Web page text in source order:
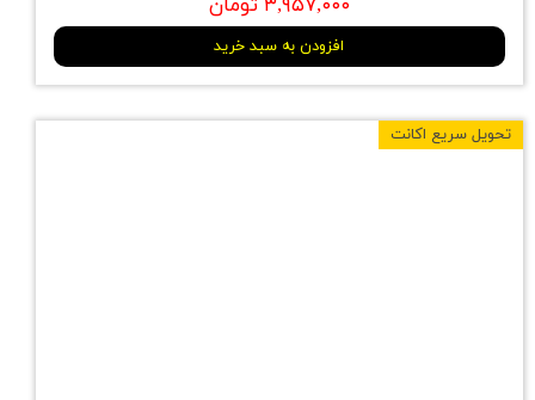
۳,۹۵۷,۰۰۰ تومان
افزودن به سبد خرید
تحویل سریع اکانت